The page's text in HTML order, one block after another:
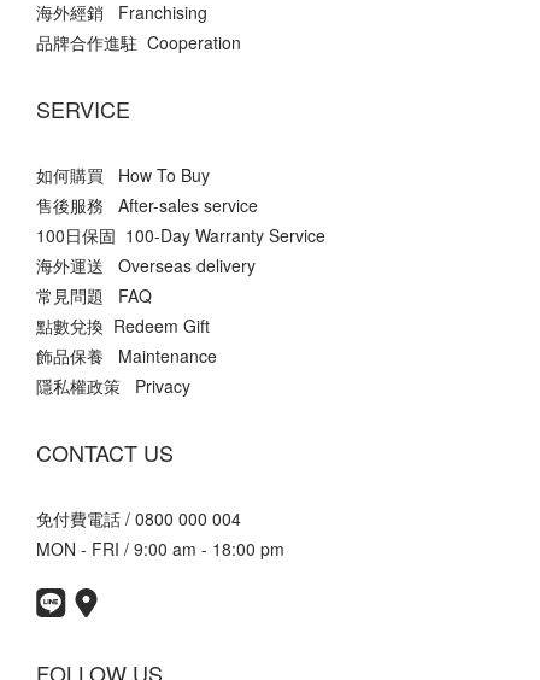
海外經銷 Franchising
品牌合作進駐 Cooperation
SERVICE
如何購買 How To Buy
售後服務 After-sales service
100日保固 100-Day Warranty Service
海外運送 Overseas delivery
常見問題 FAQ
點數兌換 Redeem Gift
飾品保養 Maintenance
隱私權政策 Privacy
CONTACT US
免付費電話 / 0800 000 004
MON - FRI / 9:00 am - 18:00 pm
FOLLOW US